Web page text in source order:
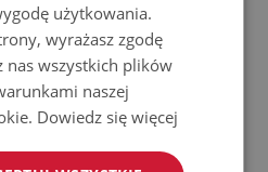
nie używaj silnych środków
użytkowania.
wyrażasz zgodę
nas wszystkich plików
naszej
Dowiedz się więcej